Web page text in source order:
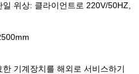
위상: 클라이언트로 220V/50HZ,
기계장치를 해외로 서비스하기